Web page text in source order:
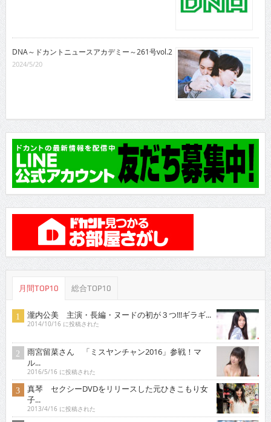
DNA～ドカントニュースアカデミー～261号vol.2
2024/5/20
月間TOP10 総合TOP10
瀧内公美 主演・長編・ヌードの初が３つ!!!ギラギ...
2014/10/16 に投稿された
雨宮留菜さん 「ミスヤンチャン2016」参戦！マ
ル...
2016/5/16 に投稿された
真琴 セクシーDVDをリリースした元ひきこもり女
子...
2013/4/16 に投稿された